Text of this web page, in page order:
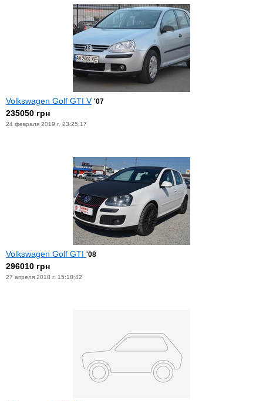
Volkswagen Golf GTI V '07
235050 грн
24 февраля 2019 г. 23:25:17
Volkswagen Golf GTI '08
296010 грн
27 апреля 2018 г. 15:18:42